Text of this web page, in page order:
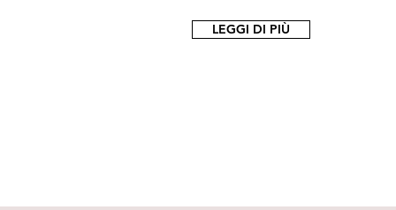
LEGGI DI PIÙ